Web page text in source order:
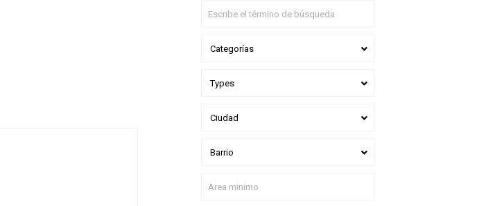
Categorías
Types
Ciudad
Barrio